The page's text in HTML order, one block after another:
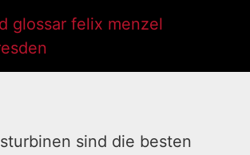
sind die besten